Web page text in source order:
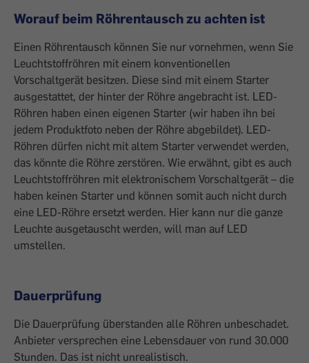
Worauf beim Röhrentausch zu achten ist
Einen Röhrentausch können Sie nur vornehmen, wenn Sie
Leuchtstoffröhren mit einem konventionellen
Vorschaltgerät besitzen. Diese sind mit einem Starter
ausgestattet, der hinter der Röhre angebracht ist. LED-
Röhren haben einen eigenen Starter (wir haben ihn bei
jedem Produktfoto neben der Röhre abgebildet). LED-
Röhren dürfen nicht mit altem Starter verwendet werden,
das könnte die Röhre zerstören. Wie erwähnt, gibt es auch
Leuchtstoffröhren mit elektronischem Vorschaltgerät – die
haben keinen Starter und können somit auch nicht durch
eine LED-Röhre ersetzt werden. Hier kann nur die ganze
Leuchte ausgetauscht werden, will man auf LED
umstellen.
Dauerprüfung
Die Dauerprüfung überstanden alle Röhren unbeschadet.
Anbieter versprechen eine Lebensdauer von rund 30.000
Stunden. Das ist nicht unrealistisch.